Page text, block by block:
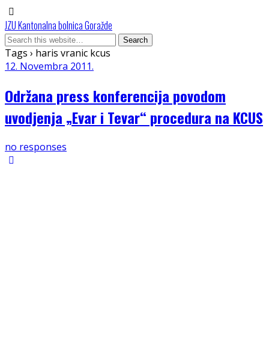
JZU Kantonalna bolnica Goražde
Tags › haris vranic kcus
12. Novembra 2011.
Održana press konferencija povodom
uvodjenja „Evar i Tevar“ procedura na KCUS
no responses